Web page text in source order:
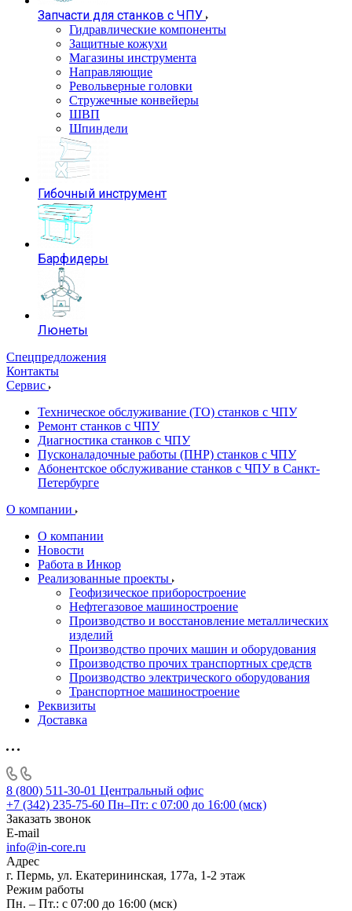
Запчасти для станков с ЧПУ
Гидравлические компоненты
Защитные кожухи
Магазины инструмента
Направляющие
Револьверные головки
Стружечные конвейеры
ШВП
Шпиндели
Гибочный инструмент
Барфидеры
Люнеты
Спецпредложения
Контакты
Сервис
Техническое обслуживание (ТО) станков с ЧПУ
Ремонт станков с ЧПУ
Диагностика станков с ЧПУ
Пусконаладочные работы (ПНР) станков с ЧПУ
Абонентское обслуживание станков с ЧПУ в Санкт-
Петербурге
О компании
О компании
Новости
Работа в Инкор
Реализованные проекты
Геофизическое приборостроение
Нефтегазовое машиностроение
Производство и восстановление металлических
изделий
Производство прочих машин и оборудования
Производство прочих транспортных средств
Производство электрического оборудования
Транспортное машиностроение
Реквизиты
Доставка
8 (800) 511-30-01 Центральный офис
+7 (342) 235-75-60 Пн–Пт: с 07:00 до 16:00 (мск)
Заказать звонок
E-mail
info@in-core.ru
Адрес
г. Пермь, ул. ​Екатерининская, 177а, ​1-2 этаж
Режим работы
Пн. – Пт.: с 07:00 до 16:00 (мск)